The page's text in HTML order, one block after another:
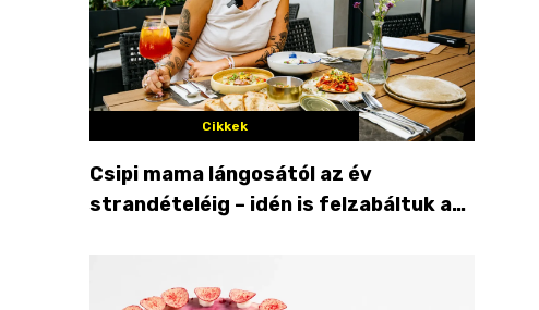
Cikkek
Csipi mama lángosától az év
strandételéig – idén is felzabáltuk a